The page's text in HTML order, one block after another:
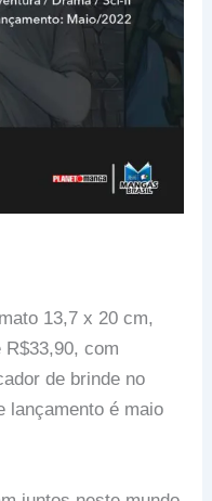
13,7 x 20 cm,
com
de brinde no
lançamento é maio